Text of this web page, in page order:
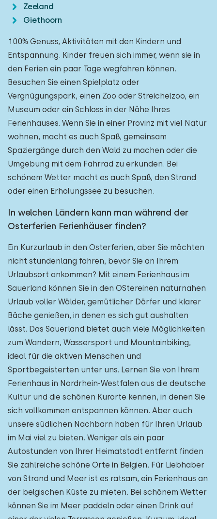
Zeeland
Giethoorn
100% Genuss, Aktivitäten mit den Kindern und
Entspannung. Kinder freuen sich immer, wenn sie in
den Ferien ein paar Tage wegfahren können.
Besuchen Sie einen Spielplatz oder
Vergnügungspark, einen Zoo oder Streichelzoo, ein
Museum oder ein Schloss in der Nähe Ihres
Ferienhauses. Wenn Sie in einer Provinz mit viel Natur
wohnen, macht es auch Spaß, gemeinsam
Spaziergänge durch den Wald zu machen oder die
Umgebung mit dem Fahrrad zu erkunden. Bei
schönem Wetter macht es auch Spaß, den Strand
oder einen Erholungssee zu besuchen.
In welchen Ländern kann man während der
Osterferien Ferienhäuser finden?
Ein Kurzurlaub in den Osterferien, aber Sie möchten
nicht stundenlang fahren, bevor Sie an Ihrem
Urlaubsort ankommen? Mit einem Ferienhaus im
Sauerland können Sie in den OStereinen naturnahen
Urlaub voller Wälder, gemütlicher Dörfer und klarer
Bäche genießen, in denen es sich gut aushalten
lässt. Das Sauerland bietet auch viele Möglichkeiten
zum Wandern, Wassersport und Mountainbiking,
ideal für die aktiven Menschen und
Sportbegeisterten unter uns. Lernen Sie von Ihrem
Ferienhaus in Nordrhein-Westfalen aus die deutsche
Kultur und die schönen Kurorte kennen, in denen Sie
sich vollkommen entspannen können. Aber auch
unsere südlichen Nachbarn haben für Ihren Urlaub
im Mai viel zu bieten. Weniger als ein paar
Autostunden von Ihrer Heimatstadt entfernt finden
Sie zahlreiche schöne Orte in Belgien. Für Liebhaber
von Strand und Meer ist es ratsam, ein Ferienhaus an
der belgischen Küste zu mieten. Bei schönem Wetter
können Sie im Meer paddeln oder einen Drink auf